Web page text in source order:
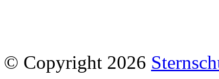
© Copyright 2026